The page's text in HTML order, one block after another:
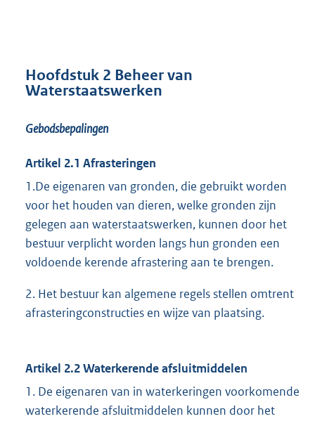
Hoofdstuk 2 Beheer van
Waterstaatswerken
Gebodsbepalingen
Artikel 2.1 Afrasteringen
1.De eigenaren van gronden, die gebruikt worden
voor het houden van dieren, welke gronden zijn
gelegen aan waterstaatswerken, kunnen door het
bestuur verplicht worden langs hun gronden een
voldoende kerende afrastering aan te brengen.
2. Het bestuur kan algemene regels stellen omtrent
afrasteringconstructies en wijze van plaatsing.
Artikel 2.2 Waterkerende afsluitmiddelen
1. De eigenaren van in waterkeringen voorkomende
waterkerende afsluitmiddelen kunnen door het